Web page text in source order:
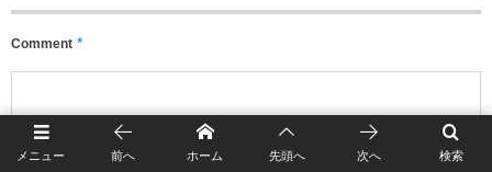
Comment *
メニュー 検索
前へ ホーム 先頭へ 次へ